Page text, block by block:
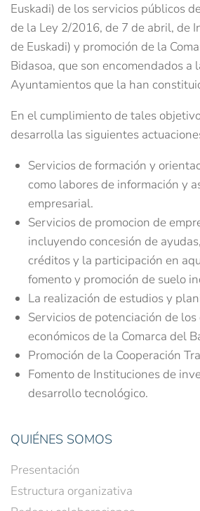
Euskadi) de los servicios públicos
de la Ley 2/2016, de 7 de abril, de
de Euskadi) y promoción de la
Bidasoa, que son encomendados a
Ayuntamientos que la han
En el cumplimiento de tales
desarrolla las siguientes
Servicios de formación y
como labores de información y
empresarial.
Servicios de promocion de
incluyendo concesión de
créditos y la participación en
fomento y promoción de suelo
La realización de estudios y
Servicios de potenciación de
económicos de la Comarca del
Promoción de la Cooperación
Fomento de Instituciones de
desarrollo tecnológico.
QUIÉNES SOMOS
Presentación
Estructura organizativa